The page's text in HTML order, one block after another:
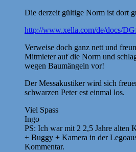
Die derzeit gültige Norm ist dort
http://www.xella.com/de/docs/
Verweise doch ganz nett und
Mitmieter auf die Norm und
wegen Baumängeln vor!
Der Messakustiker wird sich
schwarzen Peter est einmal los.
Viel Spass
Ingo
PS: Ich war mit 2 2,5 Jahre alten
+ Buggy + Kamera in der
Kommentar.